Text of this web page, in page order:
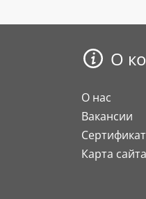
О
О нас
Вакансии
Карта сайта